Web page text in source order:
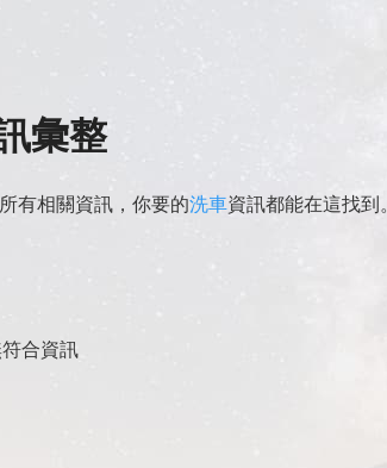
彙整
有相關資訊，你要的洗車資訊都能在這找到。
合資訊